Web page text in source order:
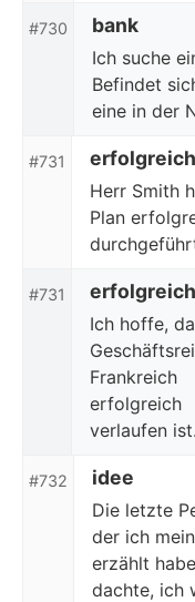
#730 bank
Ich suche
Befindet
eine in der
#731 erfolgreich
Herr Smith
Plan
#731 erfolgreich
Ich hoffe,
Frankreich
erfolgreich
verlaufen ist.
#732 idee
Die letzte
der ich
erzählt
dachte, ich